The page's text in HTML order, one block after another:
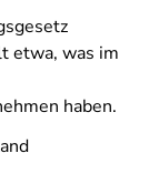
etwa, was im
haben.